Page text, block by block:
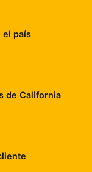
el país
de California